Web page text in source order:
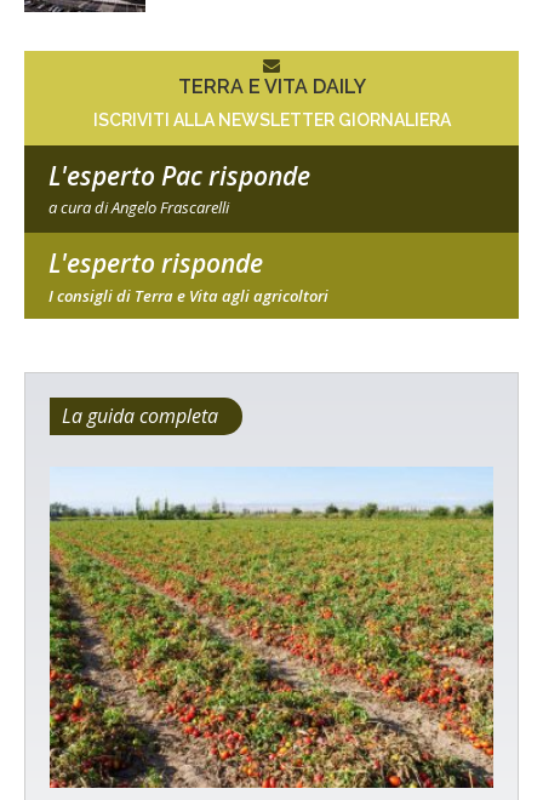
TERRA E VITA DAILY
ISCRIVITI ALLA NEWSLETTER GIORNALIERA
L'esperto Pac risponde
a cura di Angelo Frascarelli
L'esperto risponde
I consigli di Terra e Vita agli agricoltori
La guida completa